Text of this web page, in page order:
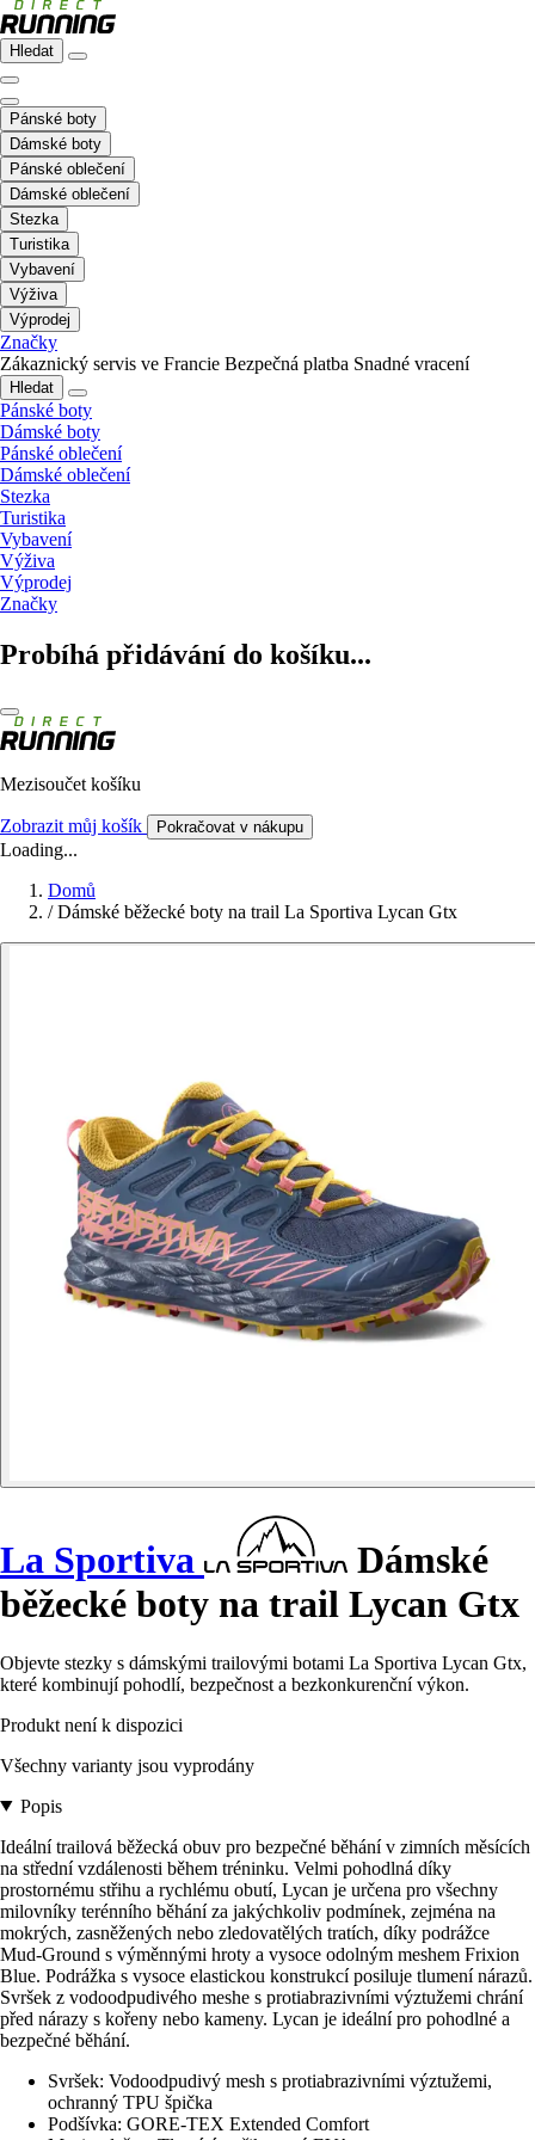
Hledat
Pánské boty
Dámské boty
Pánské oblečení
Dámské oblečení
Stezka
Turistika
Vybavení
Výživa
Výprodej
Značky
Zákaznický servis ve Francie Bezpečná platba Snadné vracení
Hledat
Pánské boty
Dámské boty
Pánské oblečení
Dámské oblečení
Stezka
Turistika
Vybavení
Výživa
Výprodej
Značky
Probíhá přidávání do košíku...
Mezisoučet košíku
Zobrazit můj košík Pokračovat v nákupu
Loading...
Domů
/ Dámské běžecké boty na trail La Sportiva Lycan Gtx
La Sportiva
Dámské
běžecké boty na trail Lycan Gtx
Objevte stezky s dámskými trailovými botami La Sportiva Lycan Gtx,
které kombinují pohodlí, bezpečnost a bezkonkurenční výkon.
Produkt není k dispozici
Všechny varianty jsou vyprodány
Popis
Ideální trailová běžecká obuv pro bezpečné běhání v zimních měsících
na střední vzdálenosti během tréninku. Velmi pohodlná díky
prostornému střihu a rychlému obutí, Lycan je určena pro všechny
milovníky terénního běhání za jakýchkoliv podmínek, zejména na
mokrých, zasněžených nebo zledovatělých tratích, díky podrážce
Mud-Ground s výměnnými hroty a vysoce odolným meshem Frixion
Blue. Podrážka s vysoce elastickou konstrukcí posiluje tlumení nárazů.
Svršek z vodoodpudivého meshe s protiabrazivními výztužemi chrání
před nárazy s kořeny nebo kameny. Lycan je ideální pro pohodlné a
bezpečné běhání.
Svršek: Vodoodpudivý mesh s protiabrazivními výztužemi,
ochranný TPU špička
Podšívka: GORE-TEX Extended Comfort